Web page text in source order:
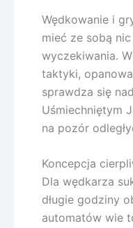
Wędkowanie i
mieć ze sobą
wyczekiwania.
taktyki,
sprawdza się
Uśmiechniętym
na pozór
Koncepcja
Dla wędkarza
długie godziny
automatów wie